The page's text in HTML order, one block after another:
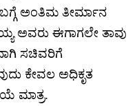
ಅಂತಿಮ ತೀರ್ಮಾನ
ಅವರು ಈಗಾಗಲೇ ತಾವು
ಸಚಿವರಿಗೆ
ಕೇವಲ ಅಧಿಕೃತ
ಮಾತ್ರ.